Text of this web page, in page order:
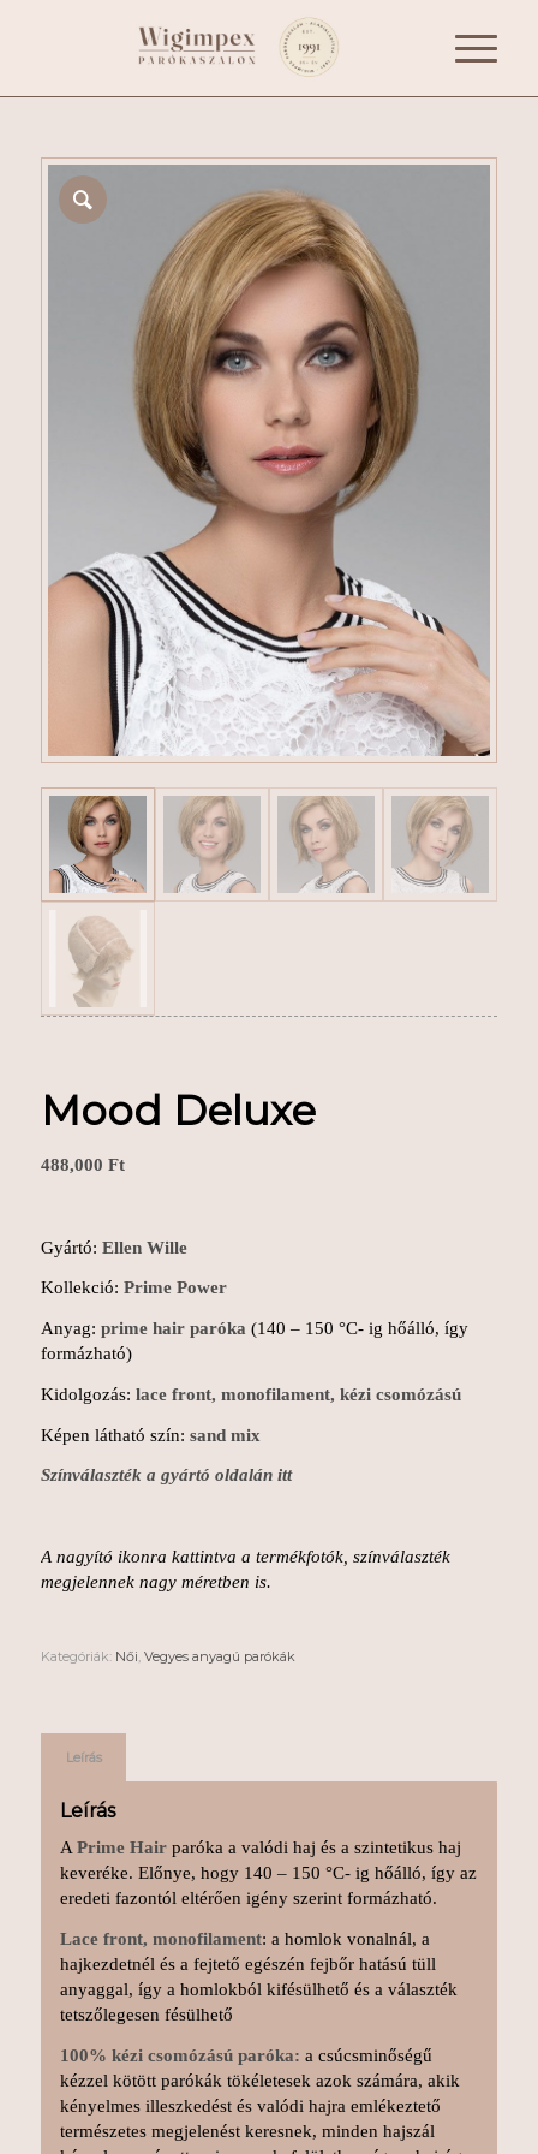
Mood Deluxe
488,000 Ft
Gyártó: Ellen Wille
Kollekció: Prime Power
Anyag: prime hair paróka (140 – 150 °C- ig hőálló, így
formázható)
Kidolgozás: lace front, monofilament, kézi csomózású
Képen látható szín: sand mix
Színválaszték a gyártó oldalán itt
A nagyító ikonra kattintva a termékfotók, színválaszték
megjelennek nagy méretben is.
Kategóriák: Női Vegyes anyagú parókák
Leírás
Leírás
APrime Hair paróka a valódi haj és a szintetikus haj
keveréke. Előnye, hogy 140 – 150 °C- ig hőálló, így az
eredeti fazontól eltérően igény szerint formázható.
Lace front, monofilament: a homlok vonalnál, a
hajkezdetnél és a fejtető egészén fejbőr hatású tüll
anyaggal, így a homlokból kifésülhető és a választék
tetszőlegesen fésülhető
100% kézi csomózású paróka: a csúcsminőségű
kézzel kötött parókák tökéletesek azok számára, akik
kényelmes illeszkedést és valódi hajra emlékeztető
természetes megjelenést keresnek, minden hajszál